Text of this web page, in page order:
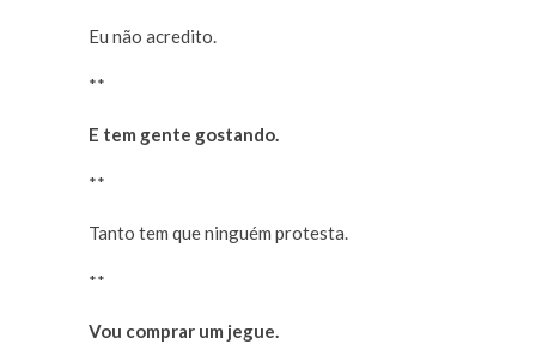
Eu não acredito.
**
E tem gente gostando.
**
Tanto tem que ninguém protesta.
**
Vou comprar um jegue.